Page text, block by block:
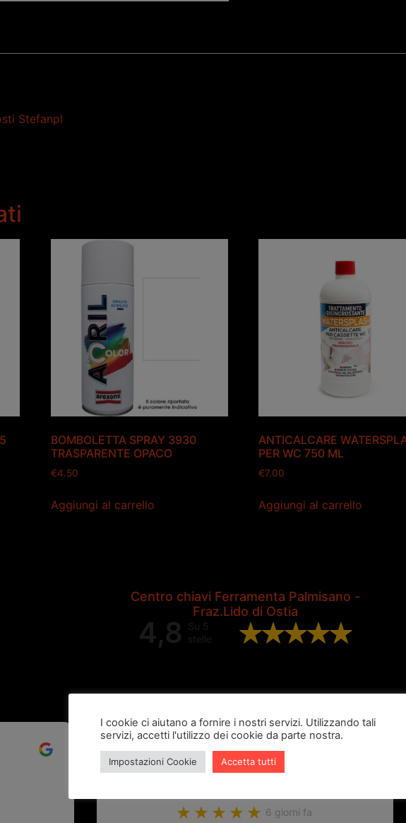
Stefanpl
BOMBOLETTA SPRAY 3930
TRASPARENTE OPACO
€4.50
Aggiungi al carrello
ANTICALCARE
PER WC 750 ML
€7.00
Aggiungi al carrello
Centro chiavi Ferramenta Palmisano -
Fraz.Lido di Ostia
4,8
Su 5
stelle
6 giorni fa
I cookie ci aiutano a fornire i nostri servizi. Utilizzando tali
servizi, accetti l'utilizzo dei cookie da parte nostra.
Impostazioni Cookie Accetta tutti